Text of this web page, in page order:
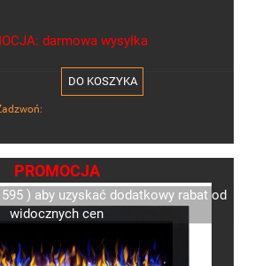
darmowa wysyłka
DO KOSZYKA
PROMOCJA
) aby uzyskać dodatkowy rabat od
widocznych cen